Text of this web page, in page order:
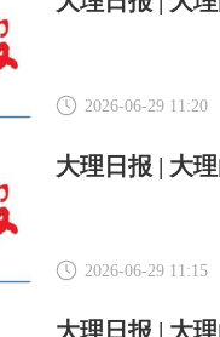
2026-06-29 11:20
2026-06-29 11:15